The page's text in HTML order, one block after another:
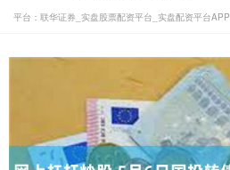
平台：联华证券_实盘股票配资平台_实盘配资平台APP